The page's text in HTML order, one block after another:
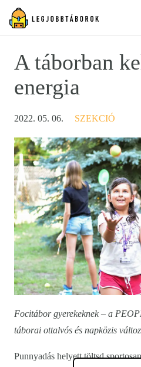
A táborban
energia
2022. 05. 06. SZEKCIÓ
Focitábor gyerekeknek – a
táborai ottalvós és napközis
Punnyadás helyett töltsd